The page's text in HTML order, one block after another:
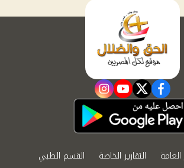
facebook
twitter
youtube
instagram
العامة التقارير الخاصة
القسم الطبي